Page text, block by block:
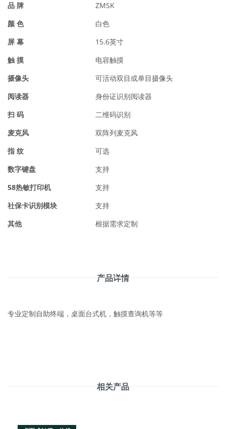
品 牌
ZMSK
颜 色
白色
屏 幕
15.6英寸
触 摸
电容触摸
摄像头
可活动双目或单目摄像头
阅读器
身份证识别阅读器
扫 码
二维码识别
麦克风
双阵列麦克风
指 纹
可选
数字键盘
支持
58热敏打印机
支持
社保卡识别模块
支持
其他
根据需求定制
产品详情
专业定制自助终端，桌面台式机，触摸查询机等等
相关产品